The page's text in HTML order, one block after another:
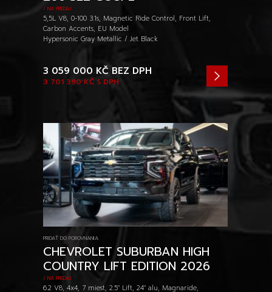
/ NA PREDAJ
5,5L V8, 0-100 3.1s, Magnetic Ride Control, Front Lift,
Carbon Accents, EU Model
Hypersonic Gray Metallic / Jet Black
3 701 390 KČ S DPH
3 059 000 KČ BEZ DPH
PRIDAŤ DO POROVNANIA
CHEVROLET SUBURBAN HIGH
COUNTRY LIFT EDITION 2026
/ NA PREDAJ
6.2 V8, 4x4, 7 miest, 2.5" Lift, 24" alu, Magnaride,